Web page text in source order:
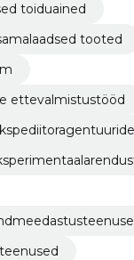
toiduained
tooted
ettevalmistustööd